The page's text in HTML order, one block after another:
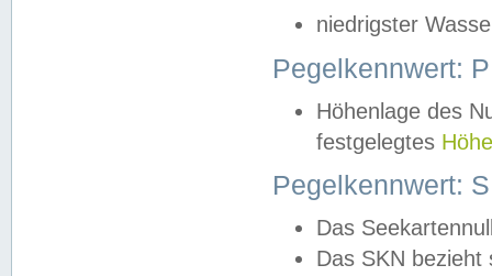
niedrigster
Pegelkennwert:
Höhenlage des
festgelegtes
Pegelkennwert:
Das
Das SKN